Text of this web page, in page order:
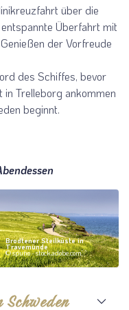
Heimat
über die
Überfahrt mit
der Vorfreude
des Schiffes, bevor
Trelleborg ankommen
beginnt.
Brodtener Steilküste in
Travemünde
© spuno - stock.adobe.com